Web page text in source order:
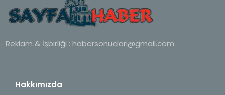
Reklam & İşbirliği : habersonuclari@gmail.com
Hakkımızda